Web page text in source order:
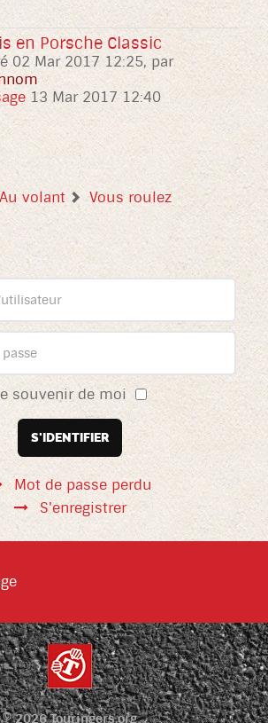
en Porsche Classic
02 Mar 2017 12:25, par
13 Mar 2017 12:40
Au volant Vous roulez
souvenir de moi
S'IDENTIFIER
Mot de passe perdu
S'enregistrer
© 2026 Touringers.org